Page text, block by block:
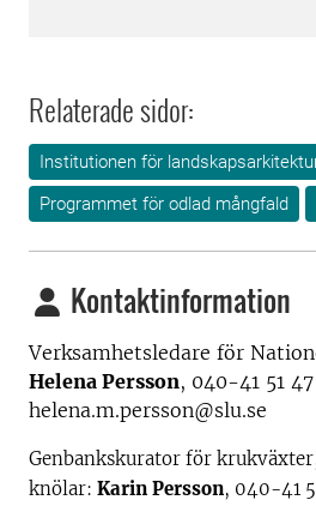
Relaterade sidor:
Institutionen för
Programmet för odlad mångfald
Kontaktinformation
Verksamhetsledare för
Helena Persson, 040-41 51
helena.m.persson@slu.se
Genbankskurator för
knölar: Karin Persson, 040-41